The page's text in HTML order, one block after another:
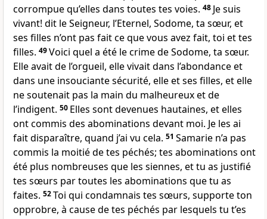
corrompue qu’elles dans toutes tes voies. 48 Je suis
vivant! dit le Seigneur, l’Eternel, Sodome, ta sœur, et
ses filles n’ont pas fait ce que vous avez fait, toi et tes
filles. 49Voici quel a été le crime de Sodome, ta sœur.
Elle avait de l’orgueil, elle vivait dans l’abondance et
dans une insouciante sécurité, elle et ses filles, et elle
ne soutenait pas la main du malheureux et de
l’indigent. 50 Elles sont devenues hautaines, et elles
ont commis des abominations devant moi. Je les ai
fait disparaître, quand j’ai vu cela. 51 Samarie n’a pas
commis la moitié de tes péchés; tes abominations ont
été plus nombreuses que les siennes, et tu as justifié
tes sœurs par toutes les abominations que tu as
faites. 52Toi qui condamnais tes sœurs, supporte ton
opprobre, à cause de tes péchés par lesquels tu t’es